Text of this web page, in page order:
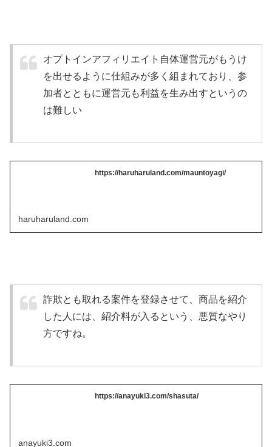
オプトインアフィリエイト自体運営元がもうけ
を出せるように仕組みが多く組まれており、参
加者とともに運営元も利益を生み出すというの
は難しい
https://haruharuland.com/mauntoyagi/
haruharuland.com
詐欺とも取れる案件を登録させて、商品を紹介
した人には、紹介料が入るという、悪質なやり
方ですね。
https://anayuki3.com/shasuta/
anayuki3.com